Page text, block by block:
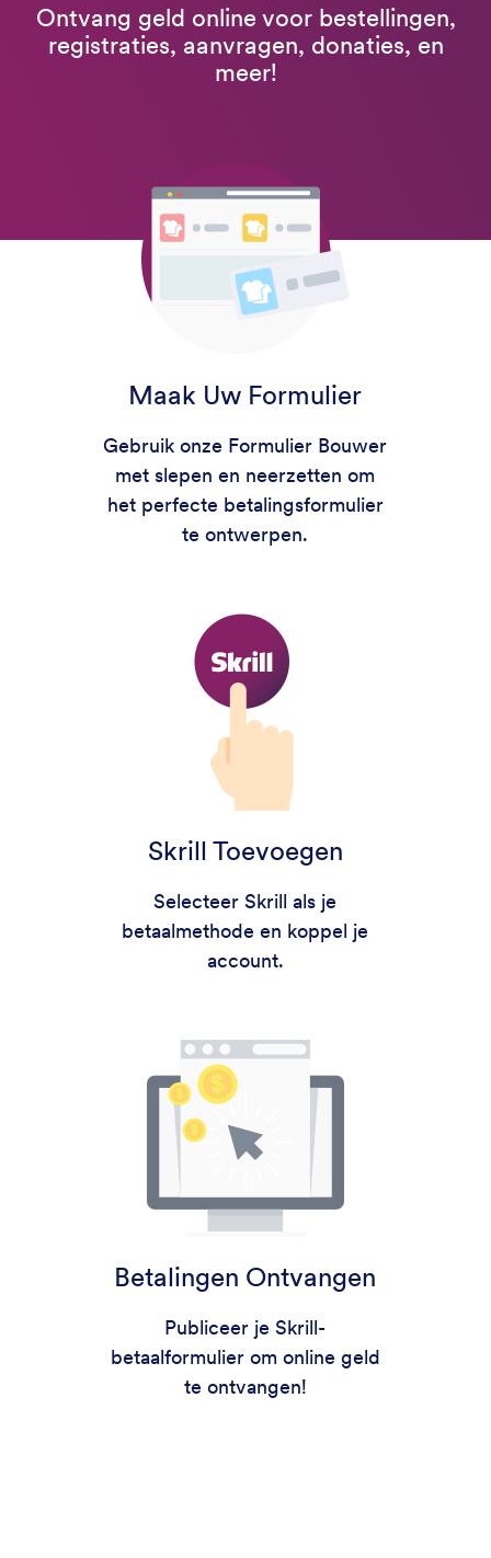
Ontvang geld online voor bestellingen,
registraties, aanvragen, donaties, en
meer!
Maak Uw Formulier
Gebruik onze Formulier Bouwer
met slepen en neerzetten om
het perfecte betalingsformulier
te ontwerpen.
Skrill Toevoegen
Selecteer Skrill als je
betaalmethode en koppel je
account.
Betalingen Ontvangen
Publiceer je Skrill-
betaalformulier om online geld
te ontvangen!